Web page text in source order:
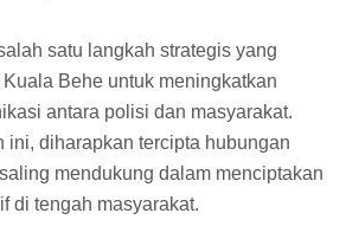
satu langkah strategis yang
Behe untuk meningkatkan
antara polisi dan masyarakat.
ini, diharapkan tercipta hubungan
mendukung dalam menciptakan
di tengah masyarakat.